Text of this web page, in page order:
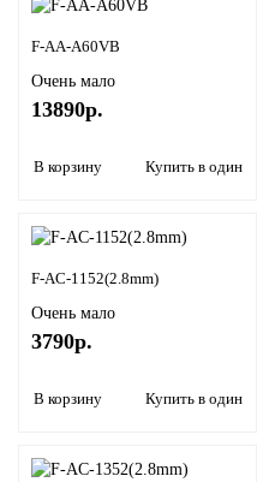
F-AA-A60VB
Очень мало
13890р.
В корзину Купить в один клик
F-AC-1152(2.8mm)
Очень мало
3790р.
В корзину Купить в один клик